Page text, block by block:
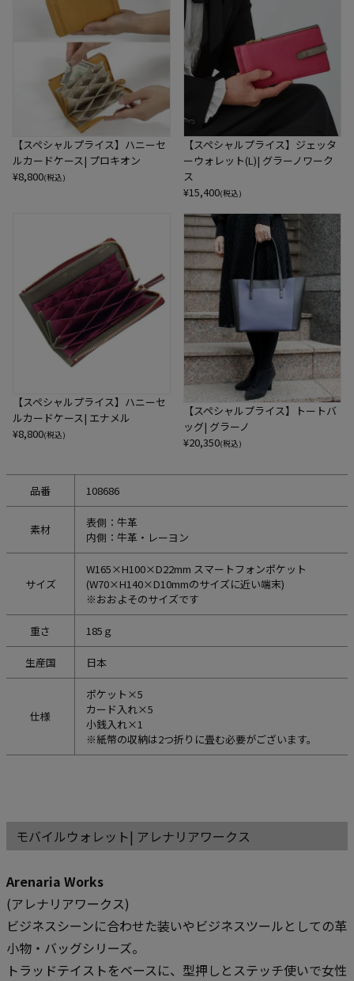
【スペシャルプライス】ハニーセ
ルカードケース| プロキオン
¥8,800(税込)
【スペシャルプライス】ジェッタ
ーウォレット(L)| グラーノワーク
ス
¥15,400(税込)
【スペシャルプライス】ハニーセ
ルカードケース| エナメル
¥8,800(税込)
【スペシャルプライス】トートバ
ッグ| グラーノ
¥20,350(税込)
品番 108686
素材
表側：牛革
内側：牛革・レーヨン
サイズ
W165×H100×D22mm スマートフォンポケット
(W70×H140×D10mmのサイズに近い端末)
※おおよそのサイズです
重さ 185ｇ
生産国 日本
仕様
ポケット×5
カード入れ×5
小銭入れ×1
※紙幣の収納は2つ折りに畳む必要がございます。
モバイルウォレット| アレナリアワークス
Arenaria Works
(アレナリアワークス)
ビジネスシーンに合わせた装いやビジネスツールとしての革
小物・バッグシリーズ。
トラッドテイストをベースに、型押しとステッチ使いで女性